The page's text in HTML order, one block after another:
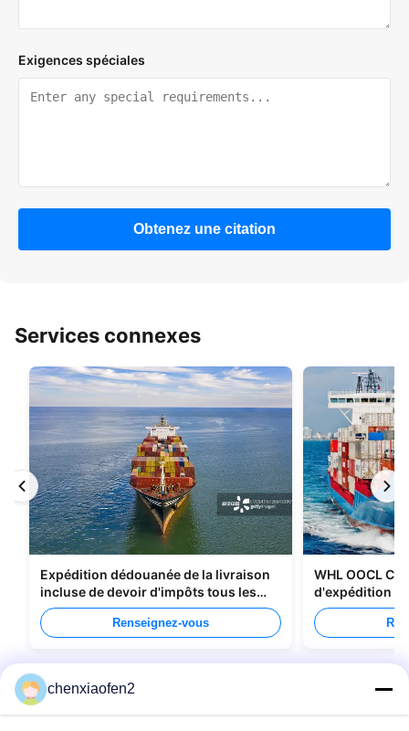
Exigences spéciales
Obtenez une citation
Services connexes
Expédition dédouanée de la livraison
incluse de devoir d'impôts tous les
types d'emballage
Renseignez-vous
WHL OOCL
d'expédition
Chine au
chenxiaofen2